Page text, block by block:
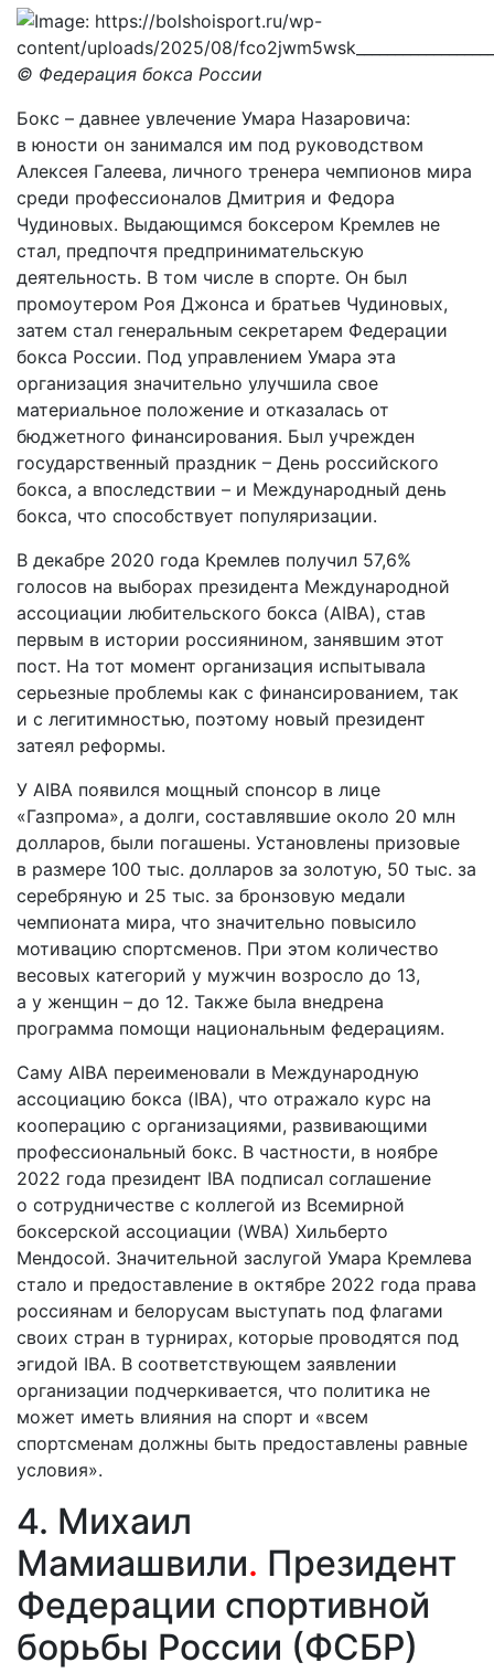
© Федерация бокса России
Бокс – давнее увлечение Умара Назаровича:
в юности он занимался им под руководством
Алексея Галеева, личного тренера чемпионов мира
среди профессионалов Дмитрия и Федора
Чудиновых. Выдающимся боксером Кремлев не
стал, предпочтя предпринимательскую
деятельность. В том числе в спорте. Он был
промоутером Роя Джонса и братьев Чудиновых,
затем стал генеральным секретарем Федерации
бокса России. Под управлением Умара эта
организация значительно улучшила свое
материальное положение и отказалась от
бюджетного финансирования. Был учрежден
государственный праздник – День российского
бокса, а впоследствии – и Международный день
бокса, что способствует популяризации.
В декабре 2020 года Кремлев получил 57,6%
голосов на выборах президента Международной
ассоциации любительского бокса (AIBA), став
первым в истории россиянином, занявшим этот
пост. На тот момент организация испытывала
серьезные проблемы как с финансированием, так
и с легитимностью, поэтому новый президент
затеял реформы.
У AIBA появился мощный спонсор в лице
«Газпрома», а долги, составлявшие около 20 млн
долларов, были погашены. Установлены призовые
в размере 100 тыс. долларов за золотую, 50 тыс. за
серебряную и 25 тыс. за бронзовую медали
чемпионата мира, что значительно повысило
мотивацию спортсменов. При этом количество
весовых категорий у мужчин возросло до 13,
а у женщин – до 12. Также была внедрена
программа помощи национальным федерациям.
Саму AIBA переименовали в Международную
ассоциацию бокса (IBA), что отражало курс на
кооперацию с организациями, развивающими
профессиональный бокс. В частности, в ноябре
2022 года президент IBA подписал соглашение
о сотрудничестве с коллегой из Всемирной
боксерской ассоциации (WBA) Хильберто
Мендосой. Значительной заслугой Умара Кремлева
стало и предоставление в октябре 2022 года права
россиянам и белорусам выступать под флагами
своих стран в турнирах, которые проводятся под
эгидой IBA. В соответствующем заявлении
организации подчеркивается, что политика не
может иметь влияния на спорт и «всем
спортсменам должны быть предоставлены равные
условия».
4. Михаил
Мамиашвили. Президент
Федерации спортивной
борьбы России (ФСБР)